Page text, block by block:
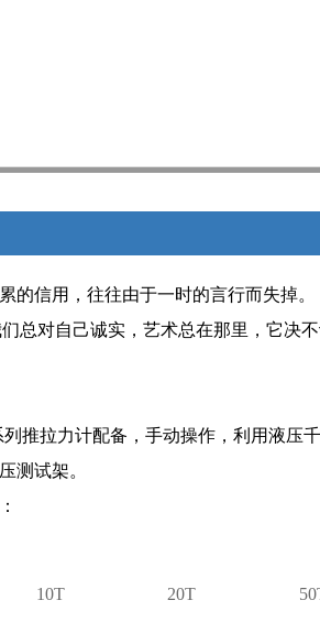
的信用，往往由于一时的言行而失掉。
总对自己诚实，艺术总在那里，它决不
列推拉力计配备，手动操作，利用液压
测试架。
10T 20T